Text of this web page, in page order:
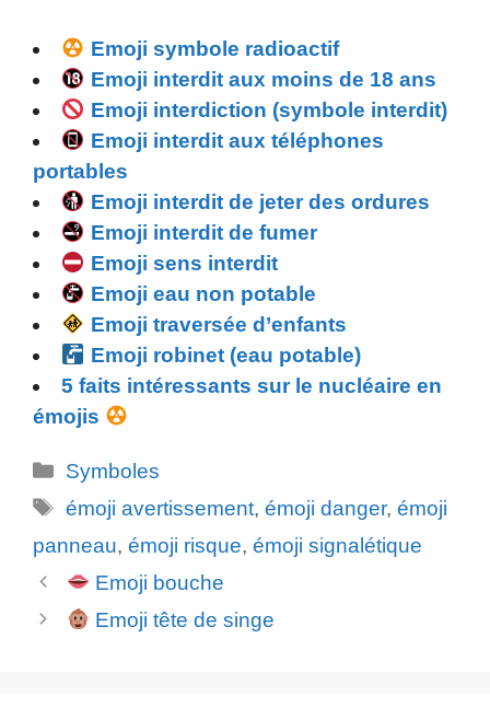
Emoji symbole radioactif
Emoji interdit aux moins de 18 ans
Emoji interdiction (symbole interdit)
Emoji interdit aux téléphones
portables
Emoji interdit de jeter des ordures
Emoji interdit de fumer
Emoji sens interdit
Emoji eau non potable
Emoji traversée d’enfants
Emoji robinet (eau potable)
5 faits intéressants sur le nucléaire en
émojis
Catégories
Symboles
Étiquettes
émoji avertissement,émoji danger,émoji
panneau, émoji risque, émoji signalétique
Emoji bouche
Emoji tête de singe